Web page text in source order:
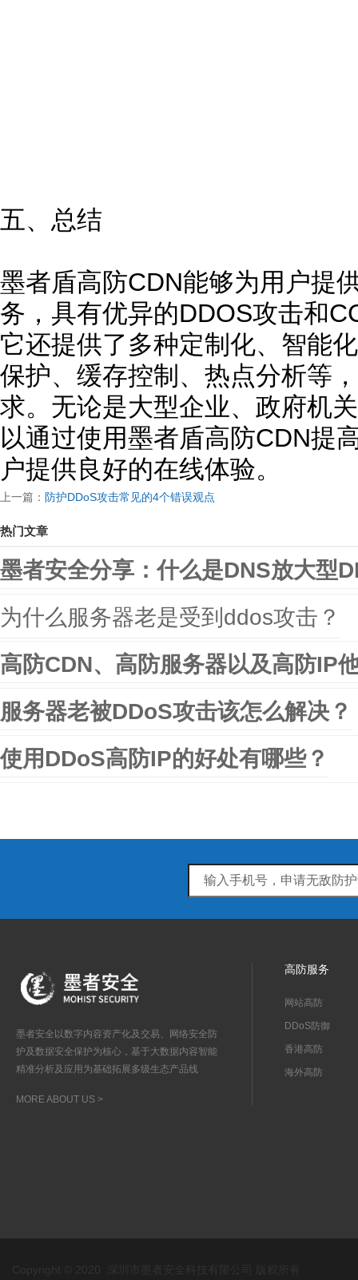
五、总结
墨者盾高防CDN能够为用户提
务，具有优异的DDOS攻击和
它还提供了多种定制化、智能
保护、缓存控制、热点分析等
求。无论是大型企业、政府机
以通过使用墨者盾高防CDN提
户提供良好的在线体验。
上一篇： 防护DDoS攻击常见的4个错误观点
热门文章
墨者安全分享：什么是DNS放大型
为什么服务器老是受到ddos攻击？
高防CDN、高防服务器以及高防IP
服务器老被DDoS攻击该怎么解决？
使用DDoS高防IP的好处有哪些？
墨者安全以数字内容资产化及交易、网络安全防
护及数据安全保护为核心，基于大数据内容智能
精准分析及应用为基础拓展多级生态产品线
MORE ABOUT US >
高防服务
网站高防
DDoS防御
香港高防
海外高防